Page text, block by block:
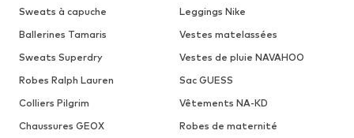
Sweats à capuche
Leggings Nike
Ballerines Tamaris
Vestes matelassées
Sweats Superdry
Vestes de pluie NAVAHOO
Robes Ralph Lauren
Sac GUESS
Colliers Pilgrim
Vêtements NA-KD
Chaussures GEOX
Robes de maternité